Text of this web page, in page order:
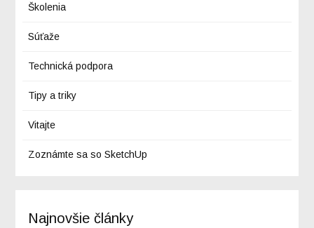
Školenia
Súťaže
Technická podpora
Tipy a triky
Vitajte
Zoznámte sa so SketchUp
Najnovšie články